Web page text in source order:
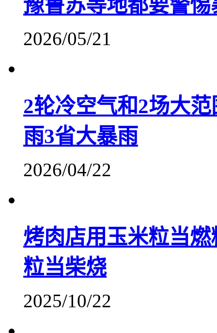
豫鲁苏等地都要警惕
2026/05/21
2轮冷空气和2场大
雨3省大暴雨
2026/04/22
烤肉店用玉米粒当
粒当柴烧
2025/10/22